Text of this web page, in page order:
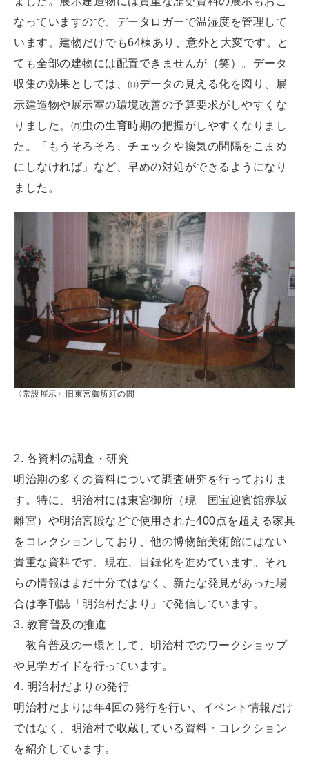
なっていますので、データロガーで温湿度を管理して
います。建物だけでも64棟あり、意外と大変です。と
ても全部の建物には配置できませんが（笑）。データ
収集の効果としては、㈰データの見える化を図り、展
示建造物や展示室の環境改善の予算要求がしやすくな
りました。㈪虫の生育時期の把握がしやすくなりまし
た。「もうそろそろ、チェックや換気の間隔をこまめ
にしなければ」など、早めの対処ができるようになり
ました。
〈常設展示〉旧東宮御所紅の間
2. 各資料の調査・研究
明治期の多くの資料について調査研究を行っておりま
す。特に、明治村には東宮御所（現 国宝迎賓館赤坂
離宮）や明治宮殿などで使用された400点を超える家具
をコレクションしており、他の博物館美術館にはない
貴重な資料です。現在、目録化を進めています。それ
らの情報はまだ十分ではなく、新たな発見があった場
合は季刊誌「明治村だより」で発信しています。
3. 教育普及の推進
教育普及の一環として、明治村でのワークショップ
や見学ガイドを行っています。
4. 明治村だよりの発行
明治村だよりは年4回の発行を行い、イベント情報だけ
ではなく、明治村で収蔵している資料・コレクション
を紹介しています。